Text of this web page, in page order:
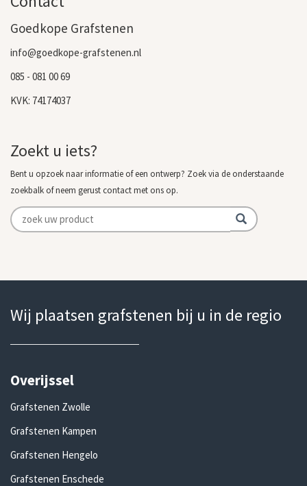
Goedkope Grafstenen
info@goedkope-grafstenen.nl
085 - 081 00 69
KVK: 74174037
Zoekt u iets?
Bent u opzoek naar informatie of een ontwerp? Zoek via de onderstaande
zoekbalk of neem gerust contact met ons op.
Wij plaatsen grafstenen bij u in de regio
Overijssel
Grafstenen Zwolle
Grafstenen Kampen
Grafstenen Hengelo
Grafstenen Enschede